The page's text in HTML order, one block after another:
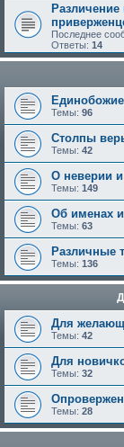
Последнее
Ответы: 14
Темы: 96
Столпы
Темы: 42
О неверии
Темы: 149
Об именах
Темы: 63
Различные
Темы: 136
Для
Темы: 42
Для
Темы: 32
Темы: 28